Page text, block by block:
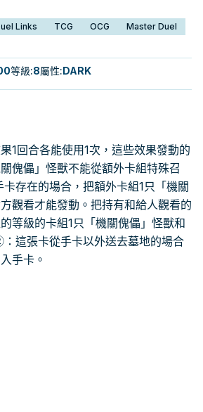
Links TCG OCG Master Duel
等級:8屬性:DARK
回合各能使用1次，這些效果發動的
傀儡」怪獸不能從額外卡組特殊召
存在的場合，把額外卡組1只「機關
觀看才能發動。把持有和給人觀看的
等級的卡組1只「機關傀儡」怪獸和
這張卡從手卡以外送去墓地的場合
手卡。